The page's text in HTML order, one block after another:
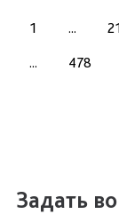
1 ...
... 478
Задать